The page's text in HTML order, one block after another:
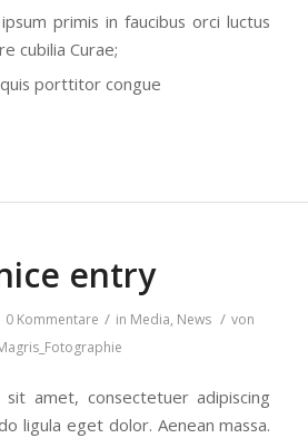
primis in faucibus orci luctus
cubilia Curae;
porttitor congue
entry
0 Kommentare / in Media, News / von
amet, consectetuer adipiscing
ligula eget dolor. Aenean massa.